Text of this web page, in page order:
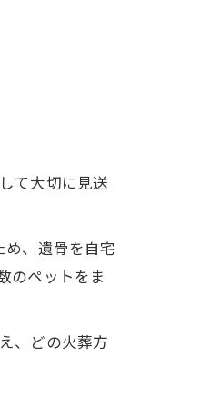
て大切に見送
、遺骨を自宅
のペットをま
、どの火葬方